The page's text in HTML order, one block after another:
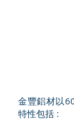
金豐鋁材以
特性包括 :